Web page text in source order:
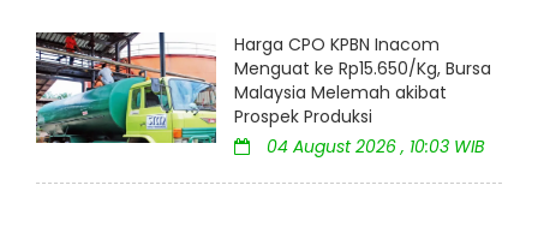
Harga CPO KPBN Inacom
Menguat ke Rp15.650/Kg, Bursa
Malaysia Melemah akibat
Prospek Produksi
04 August 2026 , 10:03 WIB